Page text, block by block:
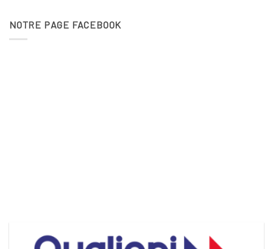
NOTRE PAGE FACEBOOK